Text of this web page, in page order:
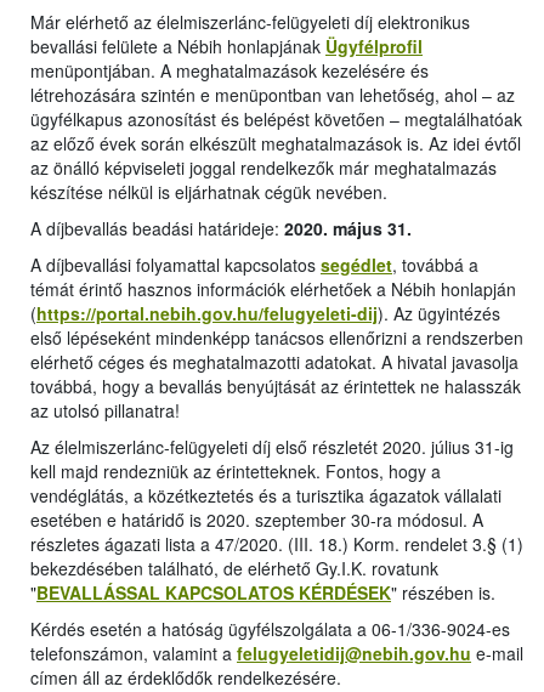
Már elérhető az élelmiszerlánc-felügyeleti díj elektronikus
bevallási felülete a Nébih honlapjának Ügyfélprofil
menüpontjában. A meghatalmazások kezelésére és
létrehozására szintén e menüpontban van lehetőség, ahol – az
ügyfélkapus azonosítást és belépést követően – megtalálhatóak
az előző évek során elkészült meghatalmazások is. Az idei évtől
az önálló képviseleti joggal rendelkezők már meghatalmazás
készítése nélkül is eljárhatnak cégük nevében.
A díjbevallás beadási határideje: 2020. május 31.
A díjbevallási folyamattal kapcsolatos segédlet, továbbá a
témát érintő hasznos információk elérhetőek a Nébih honlapján
(https://portal.nebih.gov.hu/felugyeleti-dij). Az ügyintézés
első lépéseként mindenképp tanácsos ellenőrizni a rendszerben
elérhető céges és meghatalmazotti adatokat. A hivatal javasolja
továbbá, hogy a bevallás benyújtását az érintettek ne halasszák
az utolsó pillanatra!
Az élelmiszerlánc-felügyeleti díj első részletét 2020. július 31-ig
kell majd rendezniük az érintetteknek. Fontos, hogy a
vendéglátás, a közétkeztetés és a turisztika ágazatok vállalati
esetében e határidő is 2020. szeptember 30-ra módosul. A
részletes ágazati lista a 47/2020. (III. 18.) Korm. rendelet 3.§ (1)
bekezdésében található, de elérhető Gy.I.K. rovatunk
"BEVALLÁSSAL KAPCSOLATOS KÉRDÉSEK" részében is.
Kérdés esetén a hatóság ügyfélszolgálata a 06-1/336-9024-es
telefonszámon, valamint a felugyeletidij@nebih.gov.hu e-mail
címen áll az érdeklődők rendelkezésére.